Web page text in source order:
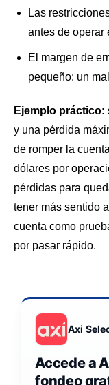
Las
antes de operar
El margen de
pequeño: un
Ejemplo práctico:
y una pérdida
de romper la
dólares por
pérdidas para
tener más sentido
cuenta como
por pasar rápido.
Axi
Accede a
fondeo